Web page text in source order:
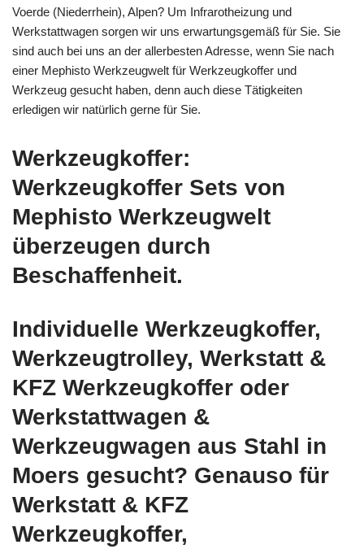
Voerde (Niederrhein), Alpen? Um Infrarotheizung und
Werkstattwagen sorgen wir uns erwartungsgemäß für Sie. Sie
sind auch bei uns an der allerbesten Adresse, wenn Sie nach
einer Mephisto Werkzeugwelt für Werkzeugkoffer und
Werkzeug gesucht haben, denn auch diese Tätigkeiten
erledigen wir natürlich gerne für Sie.
Werkzeugkoffer:
Werkzeugkoffer Sets von
Mephisto Werkzeugwelt
überzeugen durch
Beschaffenheit.
Individuelle Werkzeugkoffer,
Werkzeugtrolley, Werkstatt &
KFZ Werkzeugkoffer oder
Werkstattwagen &
Werkzeugwagen aus Stahl in
Moers gesucht? Genauso für
Werkstatt & KFZ
Werkzeugkoffer,